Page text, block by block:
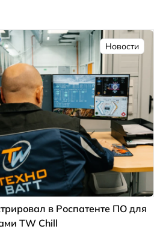
Новости
в Роспатенте ПО для
TW Chill